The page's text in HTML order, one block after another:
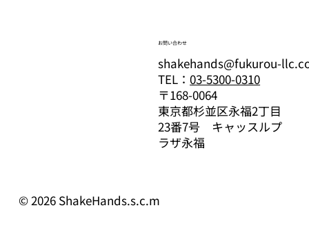
お問い合わせ
shakehands@fukurou-
TEL：03-5300-0310
〒168-0064
東京都杉並区永福2丁目
23番7号 キャッスルプ
ラザ永福
© 2026 ShakeHands.s.c.m